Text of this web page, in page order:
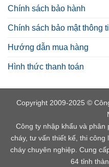
Chính sách bảo hành
Chính sách bảo mật thông
Hướng dẫn mua hàng
Hình thức thanh toán
Copyright 2009-2025 ©
Công ty nhập khẩu và
cháy, tư vấn thiết kế, thi
cháy chuyên nghiệp. Cung
64 tỉnh